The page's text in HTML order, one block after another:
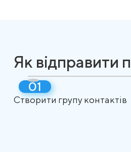
Як відправити
Створити групу контактів